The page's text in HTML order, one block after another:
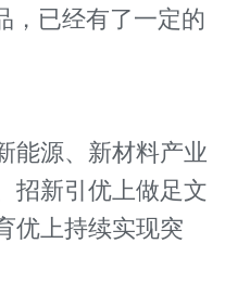
，已经有了一定的
源、新材料产业
招新引优上做足文
优上持续实现突